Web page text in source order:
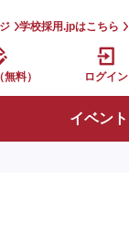
学校採用.jpはこちら
料） ログイン
イベント